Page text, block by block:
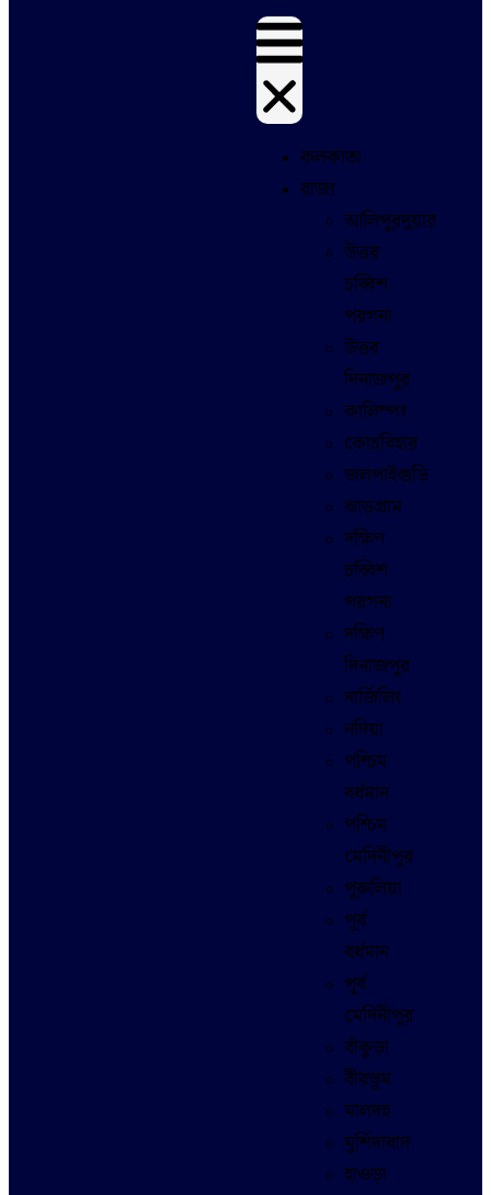
কলকাতা
রাজ্য
আলিপুরদুয়ার
উত্তর
চব্বিশ
পরগনা
উত্তর
দিনাজপুর
কালিম্পং
কোচবিহার
জলপাইগুড়ি
ঝাড়গ্রাম
দক্ষিণ
চব্বিশ
পরগনা
দক্ষিণ
দিনাজপুর
দার্জিলিং
নদিয়া
পশ্চিম
বর্ধমান
পশ্চিম
মেদিনীপুর
পুরুলিয়া
পূর্ব
বর্ধমান
পূর্ব
মেদিনীপুর
বাঁকুড়া
বীরভূম
মালদহ
মুর্শিদাবাদ
হাওড়া